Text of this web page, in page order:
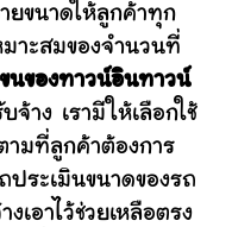
ยขนาดให้ลูกค้าทุก
มาะสมของจำนวนที่
นของทาวน์อินทาวน์
าง เรามีให้เลือกใช้
มที่ลูกค้าต้องการ
ประเมินขนาดของรถ
เอาไว้ช่วยเหลือตรง